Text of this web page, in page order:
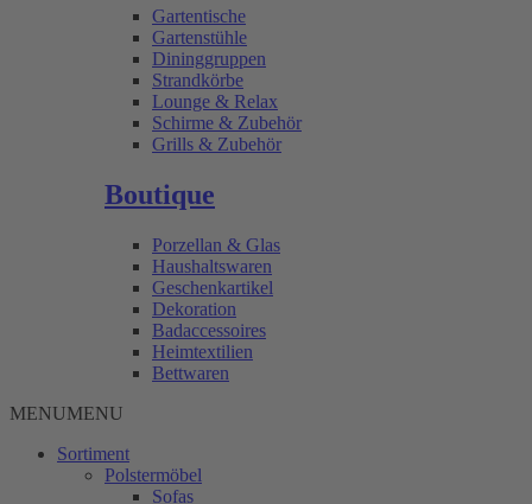
Gartentische
Gartenstühle
Dininggruppen
Strandkörbe
Lounge & Relax
Schirme & Zubehör
Grills & Zubehör
Boutique
Porzellan & Glas
Haushaltswaren
Geschenkartikel
Dekoration
Badaccessoires
Heimtextilien
Bettwaren
MENUMENU
Sortiment
Polstermöbel
Sofas